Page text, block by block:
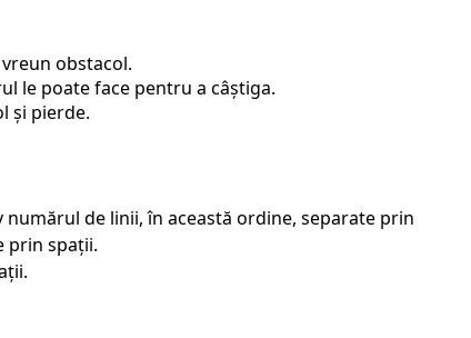
obstacol.
le poate face pentru a câștiga.
și pierde.
de linii, în această ordine, separate prin
prin spații.